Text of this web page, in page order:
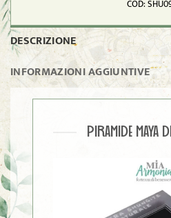
COD:
DESCRIZIONE
INFORMAZIONI AGGIUNTIVE
PIRAMIDE MAYA